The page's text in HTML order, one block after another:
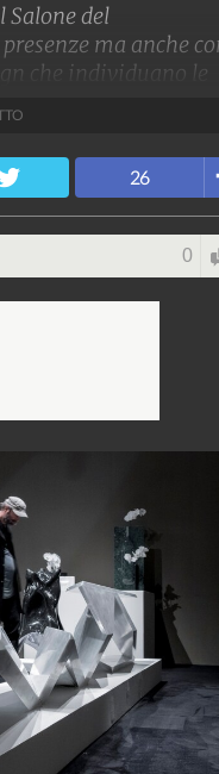
Salone del
ma anche
che individuano le
26
0